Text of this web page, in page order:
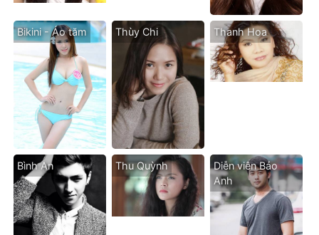
Bikini - Áo tăm Thùy Chi Thanh Hoa
Bình An Thu Quỳnh
Diễn viên Bảo
Anh